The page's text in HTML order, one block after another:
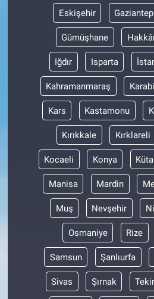
Eskişehir Gaziantep
Gümüşhane
Iğdır Isparta
Kahramanmaraş
Kars Kastamonu
Kırıkkale Kırklareli
Kocaeli Konya
Manisa Mardin
Muş Nevşehir
Osmaniye Rize
Samsun Şanlıurfa
Sivas Şırnak